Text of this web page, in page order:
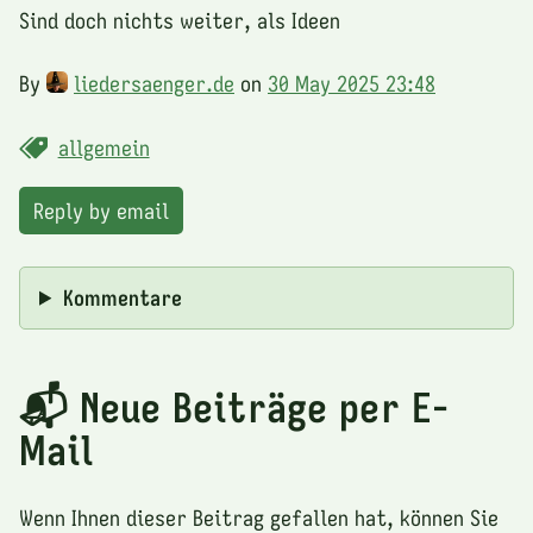
Sind doch nichts weiter, als Ideen
By liedersaenger.de on 30 May 2025 23:48
allgemein
Reply by email
Kommentare
📬 Neue Beiträge per E-
Mail
Wenn Ihnen dieser Beitrag gefallen hat, können Sie